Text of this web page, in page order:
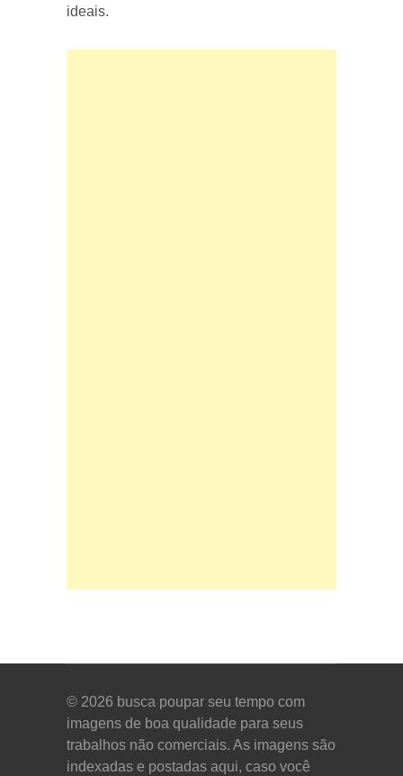
ideais.
© 2026 busca poupar seu tempo com
imagens de boa qualidade para seus
trabalhos não comerciais. As imagens são
indexadas e postadas aqui, caso você